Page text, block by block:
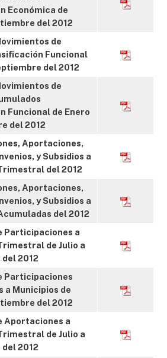
Económica de
del 2012
de
Funcional
del 2012
de
Funcional de Enero
del 2012
Aportaciones,
y Subsidios a
del 2012
Aportaciones,
y Subsidios a
del 2012
Participaciones a
de Julio a
2012
Participaciones
a Municipios de
del 2012
Aportaciones a
de Julio a
2012